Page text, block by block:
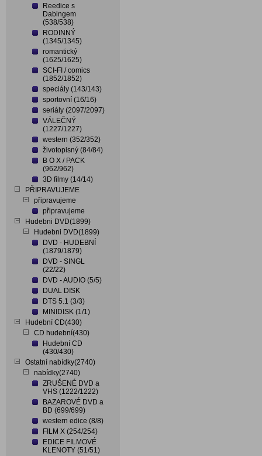
Reedice s
Dabingem
(538/538)
RODINNÝ
(1345/1345)
romantický
(1625/1625)
SCI-FI / comics
(1852/1852)
speciály (143/143)
sportovní (16/16)
seriály (2097/2097)
VÁLEČNÝ
(1227/1227)
western (352/352)
životopisný (84/84)
B O X / PACK
(962/962)
3D filmy (14/14)
PŘIPRAVUJEME
připravujeme
připravujeme
Hudebni DVD(1899)
Hudebni DVD(1899)
DVD - HUDEBNÍ
(1879/1879)
DVD - SINGL
(22/22)
DVD - AUDIO (5/5)
DUAL DISK
DTS 5.1 (3/3)
MINIDISK (1/1)
Hudební CD(430)
CD hudební(430)
Hudební CD
(430/430)
Ostatní nabídky(2740)
nabídky(2740)
ZRUŠENÉ DVD a
VHS (1222/1222)
BAZAROVÉ DVD a
BD (699/699)
western edice (8/8)
FILM X (254/254)
EDICE FILMOVÉ
KLENOTY (51/51)